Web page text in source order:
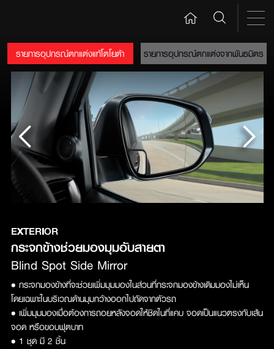
รายการอุปกรณ์ตกแต่งแท้โตโยต้า รายการอุปกรณ์ตกแต่งจากพันธมิตร
EXTERIOR
กระจกข้างช่วยมองมุมอับสายตา
Blind Spot Side Mirror
• กระจกมองข้างที่จะช่วยเพิ่มมุมมองในส่วนที่กระจกมองข้างเดิมมองไม่เห็น
โดยเฉพาะในบริเวณด้านมุมกว้างออกไปถัดจากตัวรถ
• เพิ่มมุมมองเมื่อต้องการถอยหลังจอดให้ชิดในที่แคบ จอดเป็นแนวตรงกับเส้น
จอด หรือขอบฟุตบาท
• 1 ชุด มี 2 ชิ้น